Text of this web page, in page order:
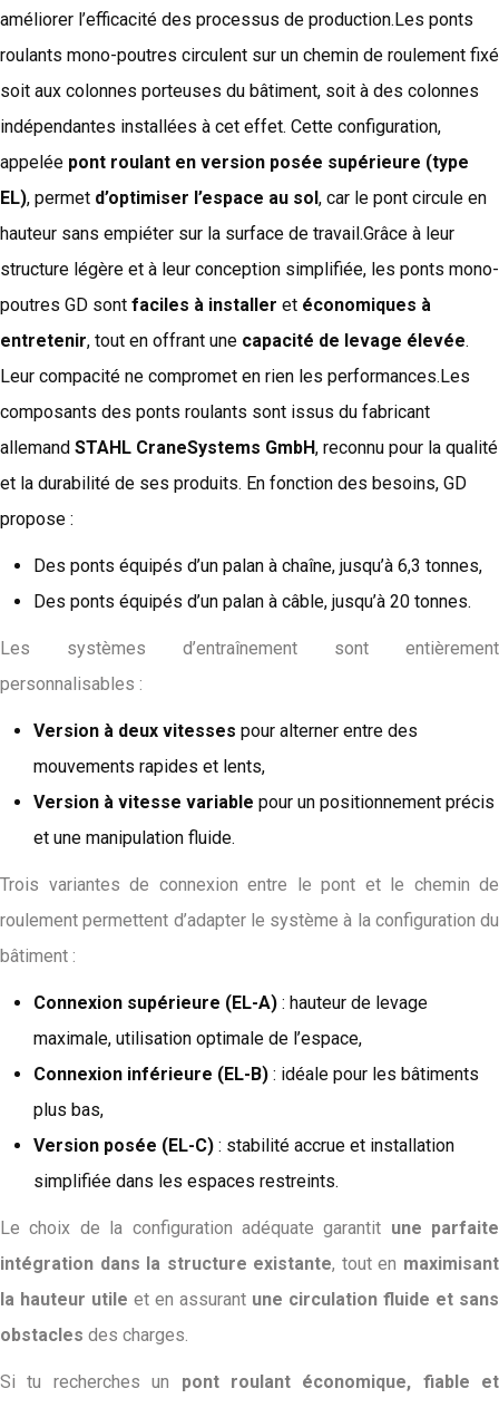
améliorer l’efficacité des processus de production.Les ponts
roulants mono-poutres circulent sur un chemin de roulement fixé
soit aux colonnes porteuses du bâtiment, soit à des colonnes
indépendantes installées à cet effet. Cette configuration,
appelée pont roulant en version posée supérieure (type
EL), permet d’optimiser l’espace au sol, car le pont circule en
hauteur sans empiéter sur la surface de travail.Grâce à leur
structure légère et à leur conception simplifiée, les ponts mono-
poutres GD sont faciles à installer et économiques à
entretenir, tout en offrant une capacité de levage élevée.
Leur compacité ne compromet en rien les performances.Les
composants des ponts roulants sont issus du fabricant
allemand STAHL CraneSystems GmbH, reconnu pour la qualité
et la durabilité de ses produits. En fonction des besoins, GD
propose :
Des ponts équipés d’un palan à chaîne, jusqu’à 6,3 tonnes,
Des ponts équipés d’un palan à câble, jusqu’à 20 tonnes.
Les systèmes d’entraînement sont entièrement
personnalisables :
Version à deux vitesses pour alterner entre des
mouvements rapides et lents,
Version à vitesse variable pour un positionnement précis
et une manipulation fluide.
Trois variantes de connexion entre le pont et le chemin de
roulement permettent d’adapter le système à la configuration du
bâtiment :
Connexion supérieure (EL-A) : hauteur de levage
maximale, utilisation optimale de l’espace,
Connexion inférieure (EL-B) : idéale pour les bâtiments
plus bas,
Version posée (EL-C) : stabilité accrue et installation
simplifiée dans les espaces restreints.
Le choix de la configuration adéquate garantit une parfaite
intégration dans la structure existante, tout en maximisant
la hauteur utile et en assurant une circulation fluide et sans
obstacles des charges.
Si tu recherches un pont roulant économique, fiable et